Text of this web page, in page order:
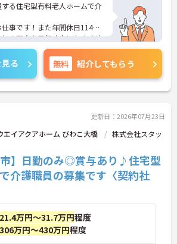
る住宅型有料老人ホームで介
事です！また年間休日114日
の両立を目指す方におすすめ
、頑張りが評価されてしっか
す。さらに福利厚生も充実し
イントです◎
がございましたら面接のポイ
る 無料 紹介してもらう
更新日：2026年07月23日
イアクアホーム びわこ大橋
株式会社スタッ
市】日勤のみ◎賞与あり♪住宅型
介護職員の募集です〈契約社
21.4万円～31.7万円程度
306万円～430万円程度